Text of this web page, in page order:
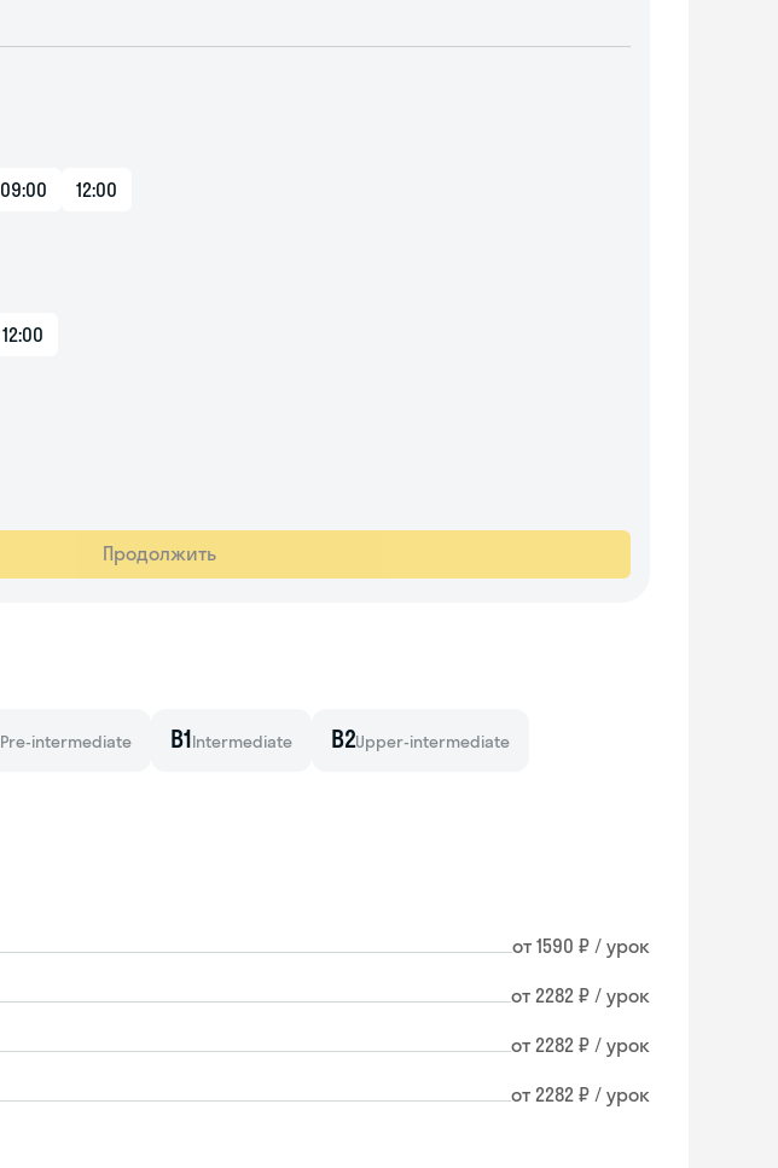
09:00 12:00
12:00
Продолжить
Pre-intermediate B1Intermediate B2Upper-intermediate
от 1590 ₽ / урок
от 2282 ₽ / урок
от 2282 ₽ / урок
от 2282 ₽ / урок